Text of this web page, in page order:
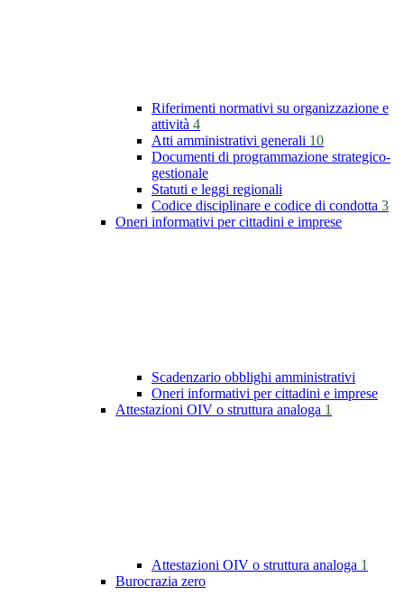
Riferimenti normativi su organizzazione e
attività 4
Atti amministrativi generali 10
Documenti di programmazione strategico-
gestionale
Statuti e leggi regionali
Codice disciplinare e codice di condotta 3
Oneri informativi per cittadini e imprese
Scadenzario obblighi amministrativi
Oneri informativi per cittadini e imprese
Attestazioni OIV o struttura analoga 1
Attestazioni OIV o struttura analoga 1
Burocrazia zero